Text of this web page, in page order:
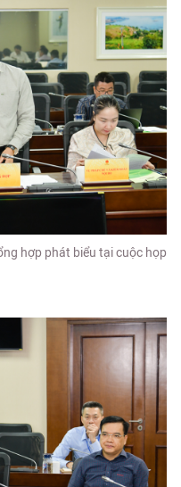
hợp phát biểu tại cuộc họp